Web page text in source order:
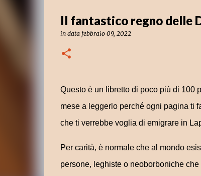
Il fantastico regno delle
in data febbraio 09, 2022
Questo è un libretto di poco più di 100
mese a leggerlo perché ogni pagina ti
che ti verrebbe voglia di emigrare in
Per carità, è normale che al mondo
persone, leghiste o neoborboniche